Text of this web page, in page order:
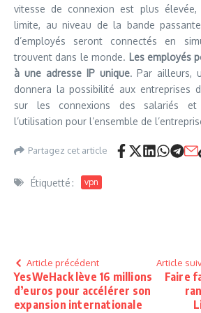
vitesse de connexion est plus élevée,
limite, au niveau de la bande
d’employés seront connectés en
trouvent dans le monde. Les employés
à une adresse IP unique. Par ailleurs,
donnera la possibilité aux entreprises
sur les connexions des salariés et
l’utilisation pour l’ensemble de
Partagez cet article
Étiquetté : vpn
Article précédent
YesWeHack lève 16 millions
d’euros pour accélérer son
expansion internationale
Article
Faire